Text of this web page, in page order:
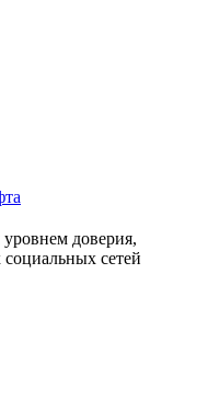
доверия,
сетей